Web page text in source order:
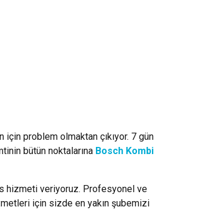
problem olmaktan çıkıyor. 7 gün
bütün noktalarına Bosch Kombi
hizmeti veriyoruz. Profesyonel ve
için sizde en yakın şubemizi